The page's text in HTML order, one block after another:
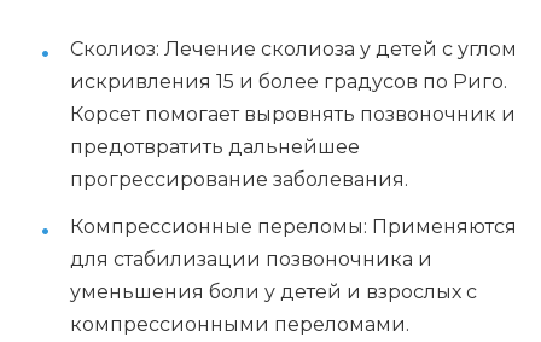
Сколиоз: Лечение сколиоза у детей с углом
искривления 15 и более градусов по Риго.
Корсет помогает выровнять позвоночник и
предотвратить дальнейшее
прогрессирование заболевания.
Компрессионные переломы: Применяются
для стабилизации позвоночника и
уменьшения боли у детей и взрослых с
компрессионными переломами.